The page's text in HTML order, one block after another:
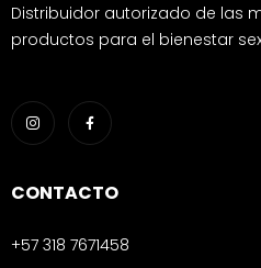
Distribuidor autorizado de las
productos para el bienestar
CONTACTO
+57 318 7671458